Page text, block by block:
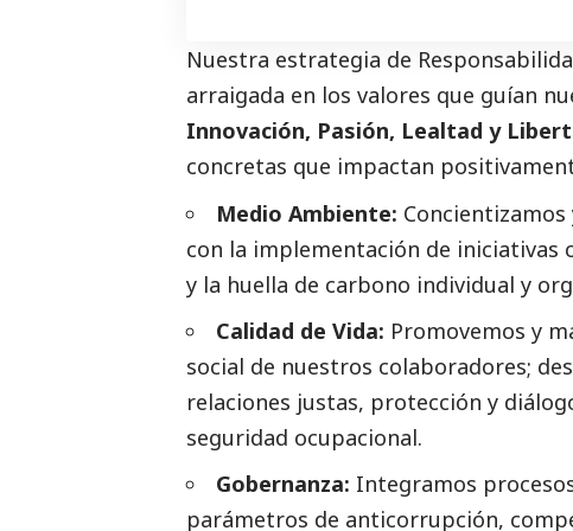
Nuestra estrategia de
arraigada en los valores que guían
Innovación, Pasión, Lealtad y
concretas que impactan
Medio Ambiente:
con la implementación de
y la huella de carbono individual y
Calidad de Vida: Promovemos y
social de nuestros colaboradores;
relaciones justas, protección y
seguridad ocupacional.
Gobernanza: Integramos
parámetros de anticorrupción,